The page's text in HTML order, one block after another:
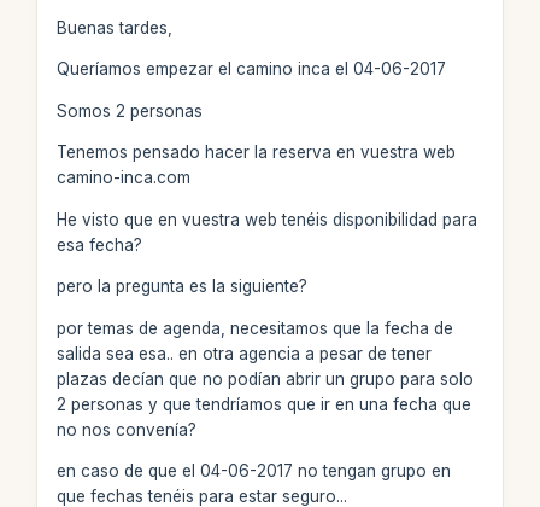
Buenas tardes,
Queríamos empezar el camino inca el 04-06-2017
Somos 2 personas
Tenemos pensado hacer la reserva en vuestra web
camino-inca.com
He visto que en vuestra web tenéis disponibilidad para
esa fecha?
pero la pregunta es la siguiente?
por temas de agenda, necesitamos que la fecha de
salida sea esa.. en otra agencia a pesar de tener
plazas decían que no podían abrir un grupo para solo
2 personas y que tendríamos que ir en una fecha que
no nos convenía?
en caso de que el 04-06-2017 no tengan grupo en
que fechas tenéis para estar seguro...